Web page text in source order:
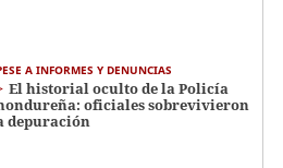
A INFORMES Y DENUNCIAS
El historial oculto de la Policía
oficiales sobrevivieron
depuración